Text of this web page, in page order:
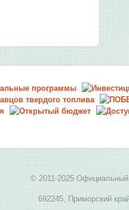
© 2011-2025 Официальный
692245, Приморский